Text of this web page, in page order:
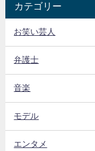
カテゴリー
お笑い芸人
弁護士
音楽
モデル
エンタメ